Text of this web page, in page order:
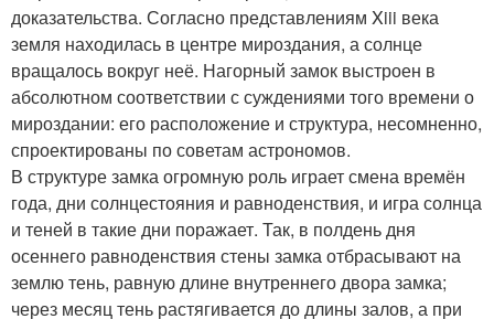
доказательства. Согласно представлениям Xiii века
земля находилась в центре мироздания, а солнце
вращалось вокруг неё. Нагорный замок выстроен в
абсолютном соответствии с суждениями того времени о
мироздании: его расположение и структура, несомненно,
спроектированы по советам астрономов.
В структуре замка огромную роль играет смена времён
года, дни солнцестояния и равноденствия, и игра солнца
и теней в такие дни поражает. Так, в полдень дня
осеннего равноденствия стены замка отбрасывают на
землю тень, равную длине внутреннего двора замка;
через месяц тень растягивается до длины залов, а при